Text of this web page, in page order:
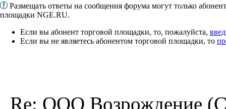
Размещать ответы на сообщения форума могут только
площадки NGE.RU.
Если вы абонент торговой площадки, то, пожалуйста,
Если вы не являетесь абонентом торговой площадки, то
Re: ООО Возрождение